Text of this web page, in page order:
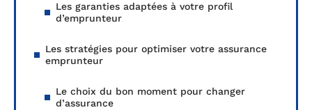
Les garanties adaptées à votre profil
d’emprunteur
Les stratégies pour optimiser votre assurance
emprunteur
Le choix du bon moment pour changer
d’assurance